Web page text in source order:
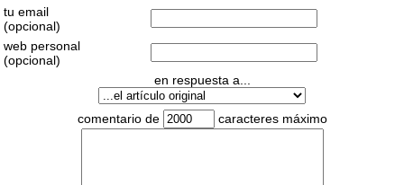
tu email
(opcional)
web personal
(opcional)
en respuesta a...
comentario de caracteres máximo